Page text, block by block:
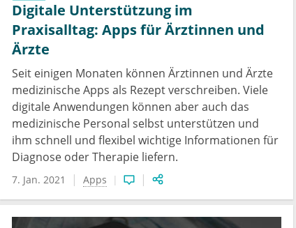
Digitale Unterstützung im
Praxisalltag: Apps für Ärztinnen und
Ärzte
Seit einigen Monaten können Ärztinnen und Ärzte
medizinische Apps als Rezept verschreiben. Viele
digitale Anwendungen können aber auch das
medizinische Personal selbst unterstützen und
ihm schnell und flexibel wichtige Informationen für
Diagnose oder Therapie liefern.
7. Jan. 2021 Apps